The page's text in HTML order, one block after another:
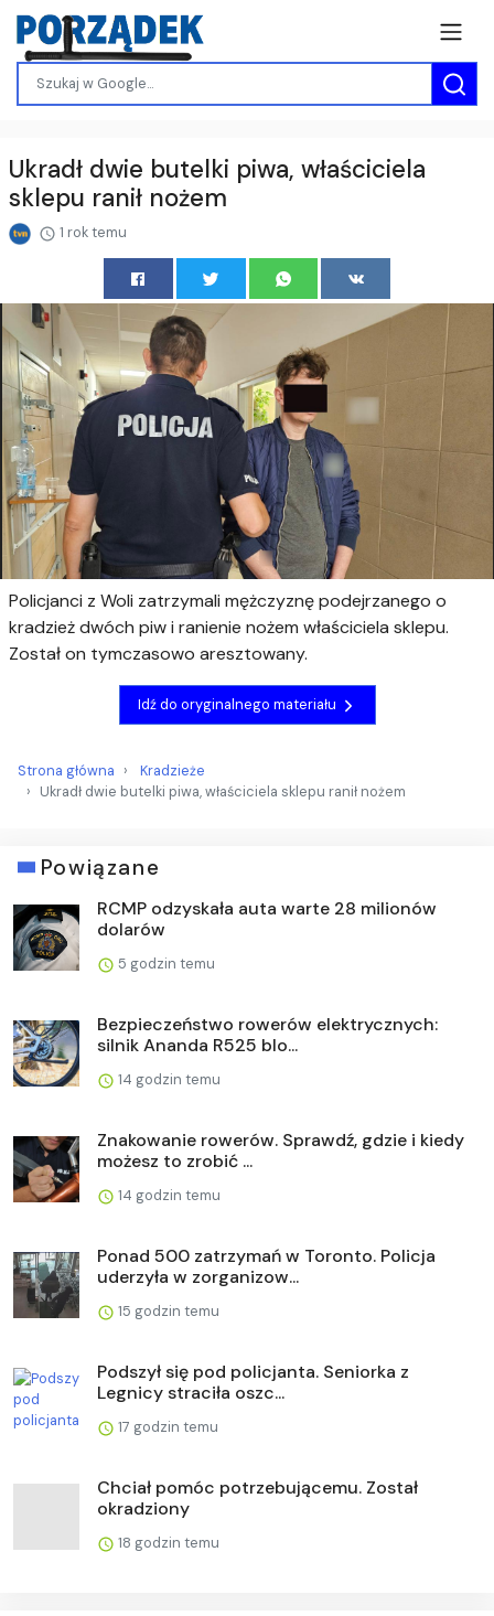
Ukradł dwie butelki piwa, właściciela
sklepu ranił nożem
1 rok temu
Policjanci z Woli zatrzymali mężczyznę podejrzanego o
kradzież dwóch piw i ranienie nożem właściciela sklepu.
Został on tymczasowo aresztowany.
Idź do oryginalnego materiału
Strona główna
Kradzieże
Ukradł dwie butelki piwa, właściciela sklepu ranił nożem
Powiązane
RCMP odzyskała auta warte 28 milionów
dolarów
5 godzin temu
Bezpieczeństwo rowerów elektrycznych:
silnik Ananda R525 blo...
14 godzin temu
Znakowanie rowerów. Sprawdź, gdzie i kiedy
możesz to zrobić ...
14 godzin temu
Ponad 500 zatrzymań w Toronto. Policja
uderzyła w zorganizow...
15 godzin temu
Podszył się pod policjanta. Seniorka z
Legnicy straciła oszc...
17 godzin temu
Chciał pomóc potrzebującemu. Został
okradziony
18 godzin temu